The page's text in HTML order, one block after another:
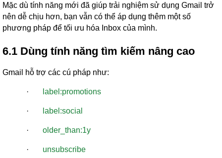
Mặc dù tính năng mới đã giúp trải nghiệm sử dụng Gmail trở
nên dễ chịu hơn, bạn vẫn có thể áp dụng thêm một số
phương pháp để tối ưu hóa Inbox của mình.
6.1 Dùng tính năng tìm kiếm nâng cao
Gmail hỗ trợ các cú pháp như:
· label:promotions
· label:social
· older_than:1y
· unsubscribe